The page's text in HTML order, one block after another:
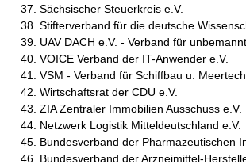
Sächsischer Steuerkreis e.V.
Stifterverband für die deutsche
UAV DACH e.V. - Verband für
VOICE Verband der IT-Anwender e.V.
VSM - Verband für Schiffbau u.
Wirtschaftsrat der CDU e.V.
ZIA Zentraler Immobilien Ausschuss e.V.
Netzwerk Logistik Mitteldeutschland e.V.
Bundesverband der Pharmazeutischen
Bundesverband der Arzneimittel-